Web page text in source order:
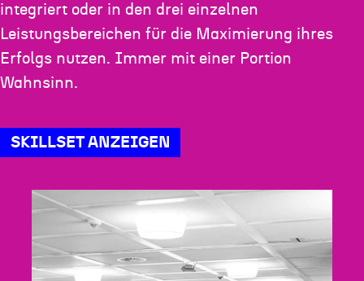
integriert oder in den drei einzelnen
Leistungsbereichen für die Maximierung ihres
Erfolgs nutzen. Immer mit einer Portion
Wahnsinn.
SKILLSET ANZEIGEN